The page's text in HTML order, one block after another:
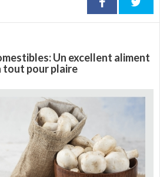
Un excellent aliment
tout pour plaire